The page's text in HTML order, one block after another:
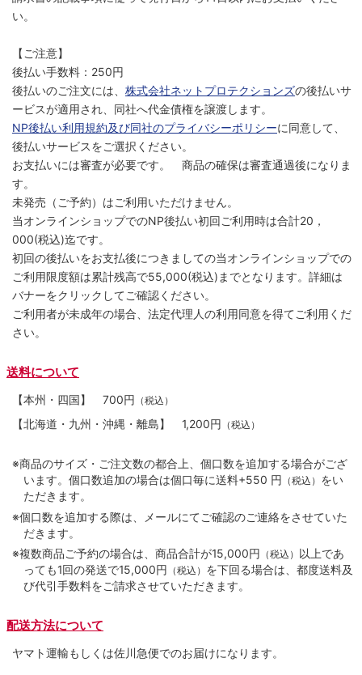
い。
【ご注意】
後払い手数料：250円
後払いのご注文には、 株式会社ネットプロテクションズの後払いサ
ービスが適用され、同社へ代金債権を譲渡します。
NP後払い利用規約及び同社のプライバシーポリシーに同意して、
後払いサービスをご選択ください。
お支払いには審査が必要です。 商品の確保は審査通過後になりま
す。
未発売（ご予約）はご利用いただけません。
当オンラインショップでのNP後払い初回ご利用時は合計20，
000(税込)迄です。
初回の後払いをお支払後につきましての当オンラインショップでの
ご利用限度額は累計残高で55,000(税込)までとなります。詳細は
バナーをクリックしてご確認ください。
ご利用者が未成年の場合、法定代理人の利用同意を得てご利用くだ
さい。
送料について
【本州・四国】 700円 （税込）
【北海道・九州・沖縄・離島】 1,200円 （税込）
※商品のサイズ・ご注文数の都合上、個口数を追加する場合がござ
います。個口数追加の場合は個口毎に送料+550 円 （税込） をい
ただきます。
※個口数を追加する際は、メールにてご確認のご連絡をさせていた
だきます。
※複数商品ご予約の場合は、商品合計が15,000円 （税込） 以上であ
っても1回の発送で15,000円 （税込） を下回る場合は、都度送料及
び代引手数料をご請求させていただきます。
配送方法について
ヤマト運輸もしくは佐川急便でのお届けになります。